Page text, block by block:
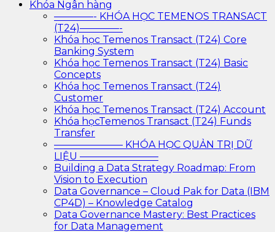
Khóa Ngân hàng
————- KHÓA HỌC TEMENOS TRANSACT
(T24)————-
Khóa học Temenos Transact (T24) Core
Banking System
Khóa học Temenos Transact (T24) Basic
Concepts
Khóa học Temenos Transact (T24)
Customer
Khóa học Temenos Transact (T24) Account
Khóa họcTemenos Transact (T24) Funds
Transfer
——————— KHÓA HỌC QUẢN TRỊ DỮ
LIỆU ————————
Building a Data Strategy Roadmap: From
Vision to Execution
Data Governance – Cloud Pak for Data (IBM
CP4D) – Knowledge Catalog
Data Governance Mastery: Best Practices
for Data Management